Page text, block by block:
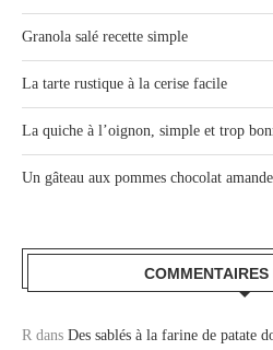
Granola salé recette simple
La tarte rustique à la cerise facile
La quiche à l’oignon, simple et trop
Un gâteau aux pommes chocolat amande
COMMENTAIRES
R dans Des sablés à la farine de patate